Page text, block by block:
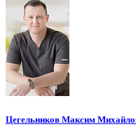
Цегельников Максим